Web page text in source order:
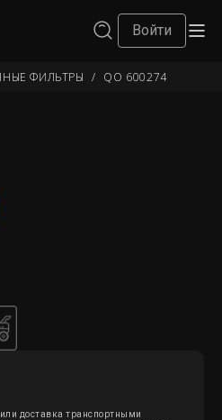
Войти
ФИЛЬТРЫ / QO 600274
доставка транспортными